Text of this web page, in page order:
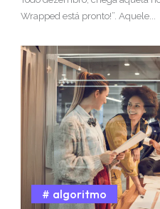
Wrapped está pronto!”. Aquele...
algoritmo